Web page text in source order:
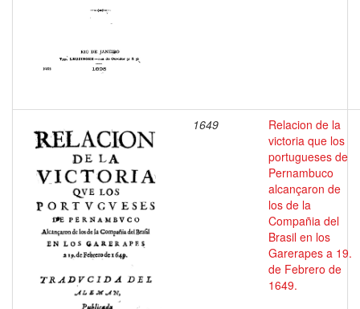
1649
Relacion de la
victoria que los
portugueses de
Pernambuco
alcançaron de
los de la
Compañia del
Brasil en los
Garerapes a 19.
de Febrero de
1649.